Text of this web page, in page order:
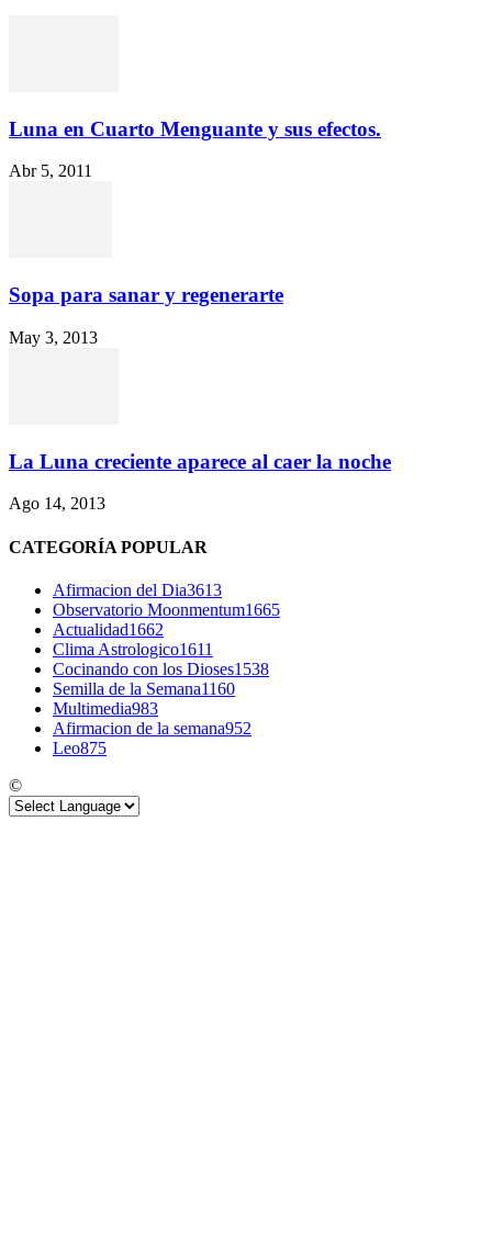
Luna en Cuarto Menguante y sus efectos.
Abr 5, 2011
Sopa para sanar y regenerarte
May 3, 2013
La Luna creciente aparece al caer la noche
Ago 14, 2013
CATEGORÍA POPULAR
Afirmacion del Dia3613
Observatorio Moonmentum1665
Actualidad1662
Clima Astrologico1611
Cocinando con los Dioses1538
Semilla de la Semana1160
Multimedia983
Afirmacion de la semana952
Leo875
©